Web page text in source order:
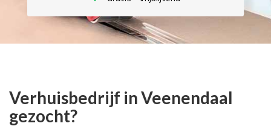
Verhuisbedrijf in Veenendaal
gezocht?